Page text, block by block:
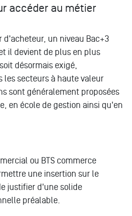
accéder au métier
d'acheteur, un niveau Bac+3
il devient de plus en plus
désormais exigé,
secteurs à haute valeur
sont généralement proposées
en école de gestion ainsi qu'en
ou BTS commerce
une insertion sur le
justifier d'une solide
préalable.